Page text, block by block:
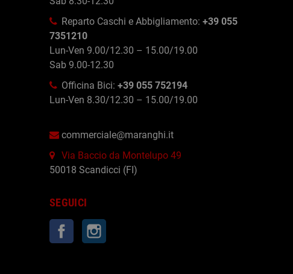
Reparto Caschi e Abbigliamento: +39 055
7351210
Lun-Ven 9.00/12.30 – 15.00/19.00
Sab 9.00-12.30
Officina Bici: +39 055 752194
Lun-Ven 8.30/12.30 – 15.00/19.00
commerciale@maranghi.it
Via Baccio da Montelupo 49
50018 Scandicci (FI)
SEGUICI
Facebook